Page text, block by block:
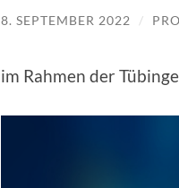
8. SEPTEMBER 2022 /
im Rahmen der